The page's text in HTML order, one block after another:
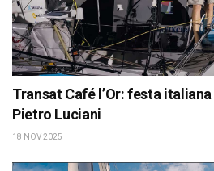
Transat Café l’Or: festa
Pietro Luciani
18 NOV 2025